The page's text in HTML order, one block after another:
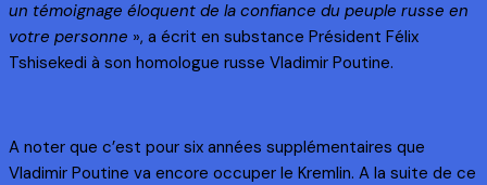
un témoignage éloquent de la confiance du peuple russe en
votre personne », a écrit en substance Président Félix
Tshisekedi à son homologue russe Vladimir Poutine.
A noter que c’est pour six années supplémentaires que
Vladimir Poutine va encore occuper le Kremlin. A la suite de ce